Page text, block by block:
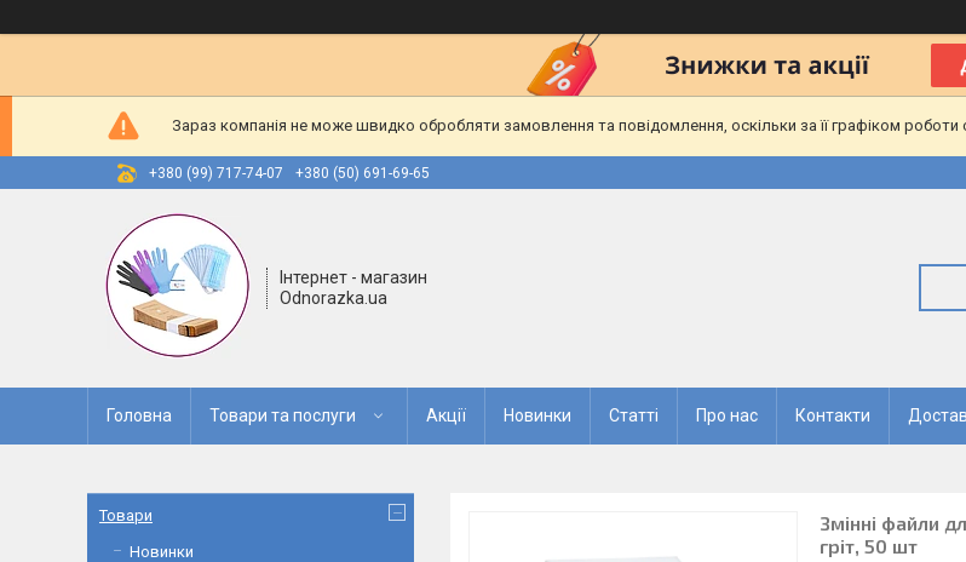
Зараз компанія не може швидко обробляти замовлення та повідомлення, оскільки за її графіком
+380 (99) 717-74-07 +380 (50) 691-69-65
Інтернет - магазин
Odnorazka.ua
Головна Товари та послуги Акції Новинки Статті Про нас Контакти
Змінні файли
гріт, 50 шт
Товари
Новинки